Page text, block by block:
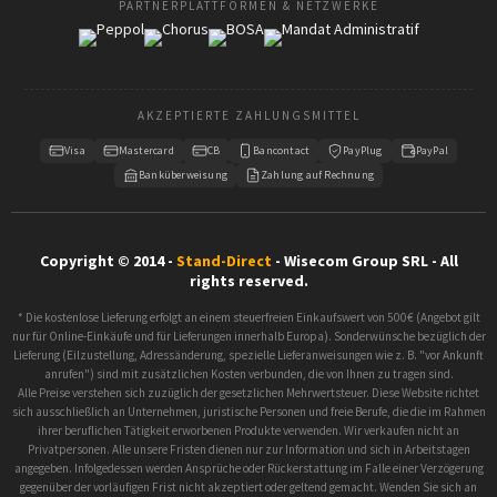
PARTNERPLATTFORMEN & NETZWERKE
AKZEPTIERTE ZAHLUNGSMITTEL
Visa Mastercard CB Bancontact PayPlug
PayPal
Banküberweisung
Zahlung auf Rechnung
Copyright © 2014 - Stand-Direct - Wisecom Group SRL - All
rights reserved.
* Die kostenlose Lieferung erfolgt an einem steuerfreien Einkaufswert von 500€ (Angebot gilt
nur für Online-Einkäufe und für Lieferungen innerhalb Europa). Sonderwünsche bezüglich der
Lieferung (Eilzustellung, Adressänderung, spezielle Lieferanweisungen wie z. B. "vor Ankunft
anrufen") sind mit zusätzlichen Kosten verbunden, die von Ihnen zu tragen sind.
Alle Preise verstehen sich zuzüglich der gesetzlichen Mehrwertsteuer. Diese Website richtet
sich ausschließlich an Unternehmen, juristische Personen und freie Berufe, die die im Rahmen
ihrer beruflichen Tätigkeit erworbenen Produkte verwenden. Wir verkaufen nicht an
Privatpersonen. Alle unsere Fristen dienen nur zur Information und sich in Arbeitstagen
angegeben. Infolgedessen werden Ansprüche oder Rückerstattung im Falle einer Verzögerung
gegenüber der vorläufigen Frist nicht akzeptiert oder geltend gemacht. Wenden Sie sich an